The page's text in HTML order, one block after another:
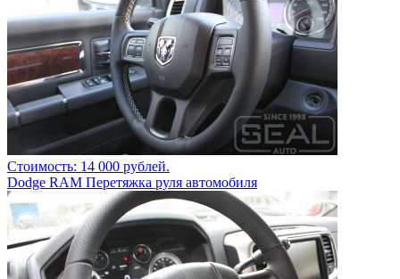
Стоимость: 14 000 рублей.
Dodge RAM Перетяжка руля автомобиля